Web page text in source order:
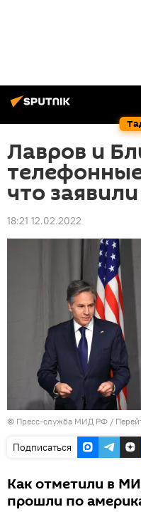
Лавров и
что
18:21 12.02.2022
© Пресс-служба МИД РФ /
Подписаться
Как отметили в
прошли по